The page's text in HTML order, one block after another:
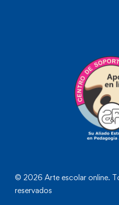
© 2026 Arte escolar online.
reservados